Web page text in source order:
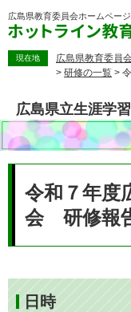
ー
す。
広島県教育委員会ホームページ
現在地 広島県教育委員
> 研修の一覧 >
広島県立生涯学
令和７年度
会 研修報
日時